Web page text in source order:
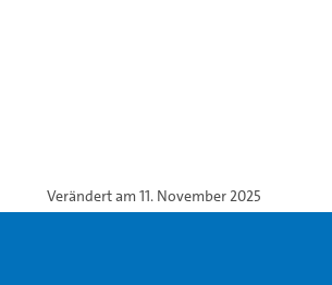
Verändert am 11. November 2025